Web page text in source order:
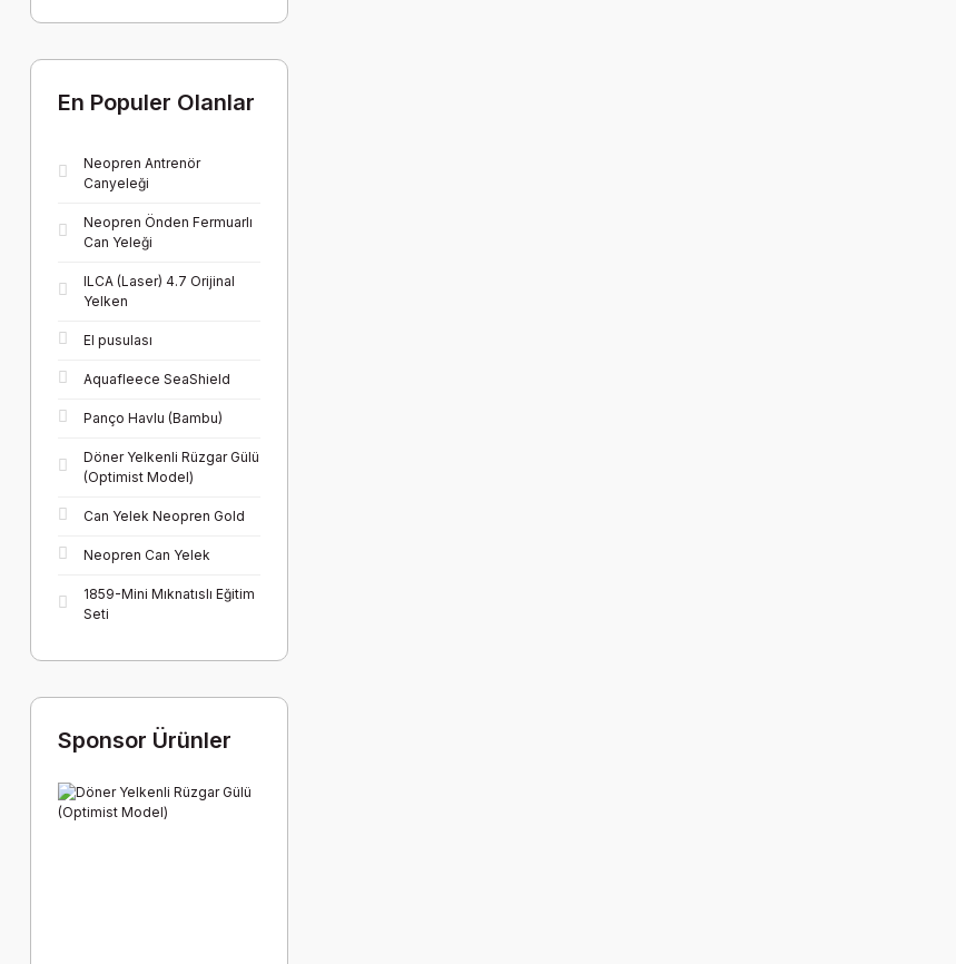
En Populer Olanlar
Neopren Antrenör
Canyeleği
Neopren Önden Fermuarlı
Can Yeleği
ILCA (Laser) 4.7 Orijinal
Yelken
El pusulası
Aquafleece SeaShield
Panço Havlu (Bambu)
Döner Yelkenli Rüzgar Gülü
(Optimist Model)
Can Yelek Neopren Gold
Neopren Can Yelek
1859-Mini Mıknatıslı Eğitim
Seti
Sponsor Ürünler